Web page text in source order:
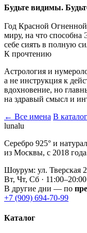
Будьте видимы.
Год Красной
миру, на что способна
себе сиять в полную
К прочтению
Астрология и
а не инструкция к
вдохновение, но
на здравый смысл и
← Все имена В
lunalu
Серебро 925° и
из Москвы, с 2018
Шоурум: ул. Тверская
Вт, Чт, Сб · 11:00–20:00
В другие дни — по
+7 (909) 694-70-99
Каталог